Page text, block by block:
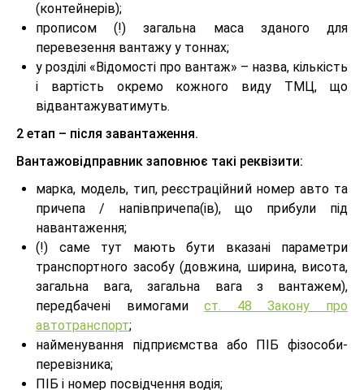
(контейнерів);
прописом (!) загальна маса зданого для
перевезення вантажу у тоннах;
у розділі «Відомості про вантаж» – назва, кількість
і вартість окремо кожного виду ТМЦ, що
відвантажуватимуть.
2 етап – після завантаження.
Вантажовідправник заповнює такі реквізити:
марка, модель, тип, реєстраційний номер авто та
причепа / напівпричепа(ів), що прибули під
навантаження;
(!) саме тут мають бути вказані параметри
транспортного засобу (довжина, ширина, висота,
загальна вага, загальна вага з вантажем),
передбачені вимогамист. 48 Закону про
автотранспорт;
найменування підприємства або ПІБ фізособи-
перевізника;
ПІБ і номер посвідчення водія;